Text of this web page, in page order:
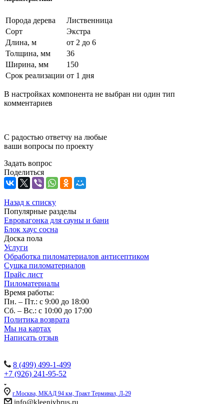
Порода дерева
Лиственница
Сорт
Экстра
Длина, м
от 2 до 6
Толщина, мм
36
Ширина, мм
150
Срок реализации от 1 дня
В настройках компонента не выбран ни один тип
комментариев
С радостью ответчу на любые
ваши вопросы по проекту
Задать вопрос
Поделиться
Назад к списку
Популярные разделы
Евровагонка для сауны и бани
Блок хаус сосна
Доска пола
Услуги
Обработка пиломатериалов антисептиком
Сушка пиломатериалов
Прайс лист
Пиломатериалы
Время работы:
Пн. – Пт.: с 9:00 до 18:00
Сб. – Вс.: с 10:00 до 17:00
Политика возврата
Мы на картах
Написать отзыв
8 (499) 499-1-499
+7 (926) 241-95-52
г.Москва, МКАД 94 км, Тракт Терминал, Л-29
info@kleeniybrus.ru